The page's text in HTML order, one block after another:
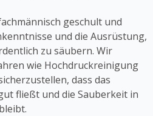
geschult und
und die Ausrüstung,
zu säubern. Wir
wie Hochdruckreinigung
dass das
fließt und die Sauberkeit in